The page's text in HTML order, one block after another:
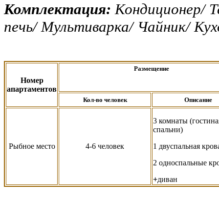
Комплектация: Кондиционер/
печь/ Мультиварка/ Чайник/
Номер
апартаментов
Размещение
Кол-во человек Описание
Рыбное место 4-6 человек
3 комнаты
спальни)
1 двуспальная
2 односпальные
+диван